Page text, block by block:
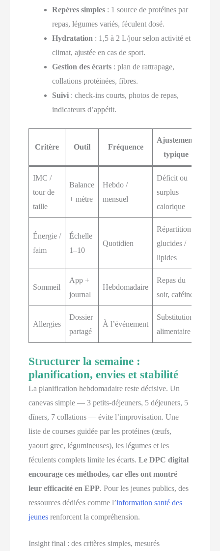
Repères simples : 1 source de protéines par
repas, légumes variés, féculent dosé.
Hydratation : 1,5 à 2 L/jour selon activité et
climat, ajustée en cas de sport.
Gestion des écarts : plan de rattrapage,
collations protéinées, fibres.
Suivi : check-ins courts, photos de repas,
indicateurs d’appétit.
Critère Outil Fréquence
Ajustement
typique
IMC /
tour de
taille
Balance
+ mètre
Hebdo /
mensuel
Déficit ou
surplus
calorique
Énergie /
faim
Échelle
1–10
Quotidien
Répartition
glucides /
lipides
Sommeil
App +
journal
Hebdomadaire
Repas du
soir, caféine
Allergies
Dossier
partagé
À l’événement
Substitution
alimentaire
Structurer la semaine :
planification, envies et stabilité
La planification hebdomadaire reste décisive. Un
canevas simple — 3 petits-déjeuners, 5 déjeuners, 5
dîners, 7 collations — évite l’improvisation. Une
liste de courses guidée par les protéines (œufs,
yaourt grec, légumineuses), les légumes et les
féculents complets limite les écarts.Le DPC digital
encourage ces méthodes, car elles ont montré
leur efficacité en EPP. Pour les jeunes publics, des
ressources dédiées comme l’information santé des
jeunes renforcent la compréhension.
Insight final : des critères simples, mesurés